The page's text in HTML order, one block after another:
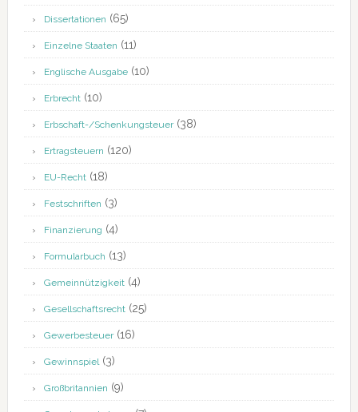
Dissertationen (65)
Einzelne Staaten (11)
Englische Ausgabe(10)
Erbrecht(10)
Erbschaft-/Schenkungsteuer(38)
Ertragsteuern (120)
EU-Recht(18)
Festschriften (3)
Finanzierung (4)
Formularbuch (13)
Gemeinnützigkeit(4)
Gesellschaftsrecht(25)
Gewerbesteuer(16)
Gewinnspiel(3)
Großbritannien (9)